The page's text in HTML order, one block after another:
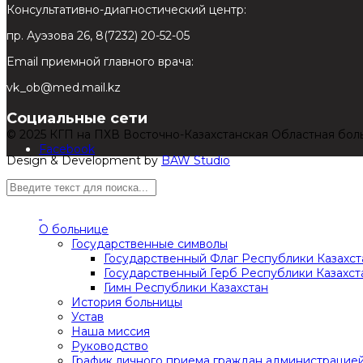
Консультативно-диагностический центр:
пр. Ауэзова 26, 8(7232) 20-52-05
Email приемной главного врача:
vk_ob@med.mail.kz
Социальные сети
Facebook
© 2025 КГП на ПХВ Восточно-Казахстанская Областная
Design & Development byBAW Studio
О больнице
Государственные символы
Государственный Флаг Республики
Государственный Герб Республики
Гимн Республики Казахстан
История больницы
Устав
Наша миссия
Руководство